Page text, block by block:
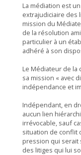
La médiation est
extrajudiciaire des
mission du
de la résolution
particulier à un
adhéré à son
Le Médiateur de la
sa mission « avec
indépendance et
Indépendant, en
aucun lien
irrévocable, sauf
situation de conflit
pression qui serait
des litiges qui lui